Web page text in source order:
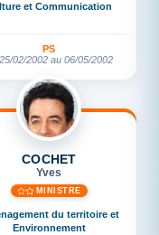
et Communication
PS
02/2002 au 06/05/2002
COCHET
Yves
MINISTRE
du territoire et
Environnement